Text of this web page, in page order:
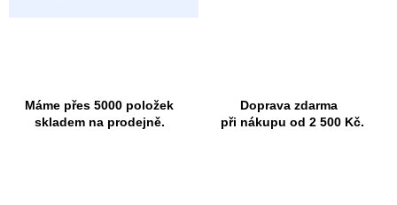
Máme přes 5000 položek
skladem na prodejně.
Doprava zdarma
při nákupu od 2 500 Kč.